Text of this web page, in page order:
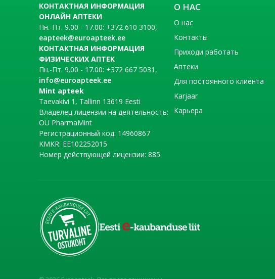
КОНТАКТНАЯ ИНФОРМАЦИЯ
ОНЛАЙН АПТЕКИ
Пн.-Пт. 9.00 - 17.00: +372 610 3100,
eapteek@euroapteek.ee
КОНТАКТНАЯ ИНФОРМАЦИЯ
ФИЗИЧЕСКИХ АПТЕК
Пн.-Пт. 9.00 - 17.00: +372 667 5031,
info@euroapteek.ee
Mint apteek
Taevakivi 1, Tallinn 13619 Eesti
Владелец лицензии на деятельность:
OÜ PharmaMint
Регистрационный код: 14960867
KMKR: EE102252015
Номер действующей лицензии: 885
О НАС
О нас
Контакты
Приходи работать
Аптеки
Для постоянного клиента
Karjaar
Карьера